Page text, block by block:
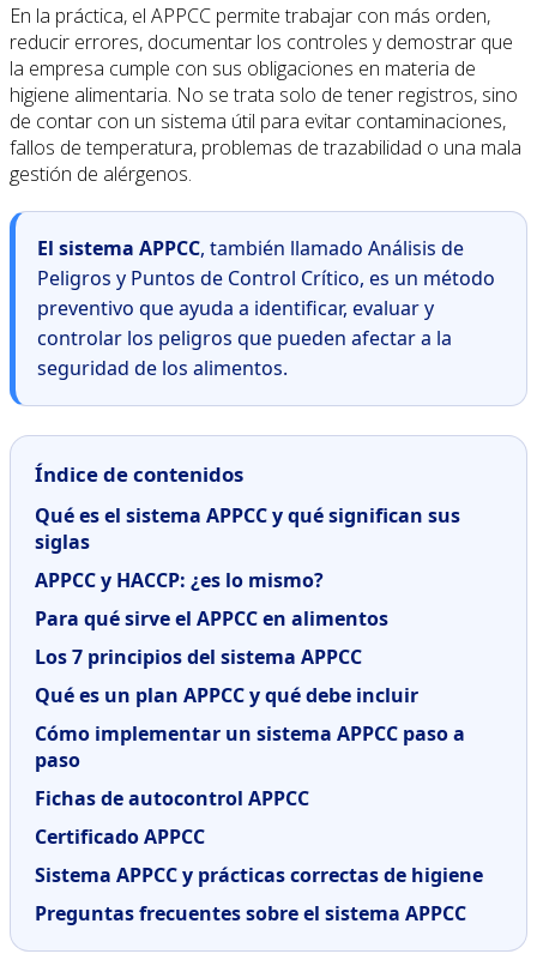
En la práctica, el APPCC permite trabajar con más orden,
reducir errores, documentar los controles y demostrar que
la empresa cumple con sus obligaciones en materia de
higiene alimentaria. No se trata solo de tener registros, sino
de contar con un sistema útil para evitar contaminaciones,
fallos de temperatura, problemas de trazabilidad o una mala
gestión de alérgenos.
El sistema APPCC, también llamado Análisis de
Peligros y Puntos de Control Crítico, es un método
preventivo que ayuda a identificar, evaluar y
controlar los peligros que pueden afectar a la
seguridad de los alimentos.
Índice de contenidos
Qué es el sistema APPCC y qué significan sus
siglas
APPCC y HACCP: ¿es lo mismo?
Para qué sirve el APPCC en alimentos
Los 7 principios del sistema APPCC
Qué es un plan APPCC y qué debe incluir
Cómo implementar un sistema APPCC paso a
paso
Fichas de autocontrol APPCC
Certificado APPCC
Sistema APPCC y prácticas correctas de higiene
Preguntas frecuentes sobre el sistema APPCC